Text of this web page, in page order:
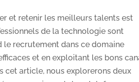
et retenir les meilleurs talents est
de la technologie sont
recrutement dans ce domaine
et en exploitant les bons
cet article, nous explorerons deux